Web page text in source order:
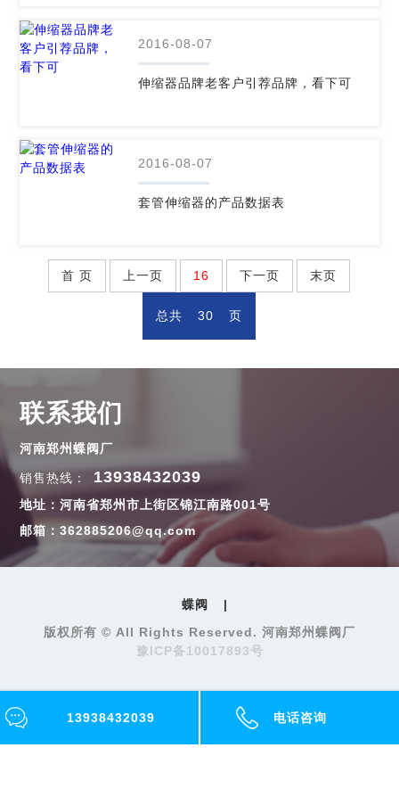
2016-08-07
伸缩器品牌老客户引荐品牌，看下可
2016-08-07
套管伸缩器的产品数据表
首 页 上一页 16 下一页 末页
总共 30 页
联系我们
河南郑州蝶阀厂
销售热线： 13938432039
地址：河南省郑州市上街区锦江南路001号
邮箱：362885206@qq.com
蝶阀
|
版权所有 © All Rights Reserved. 河南郑州蝶阀厂
豫ICP备10017893号
13938432039 电话咨询